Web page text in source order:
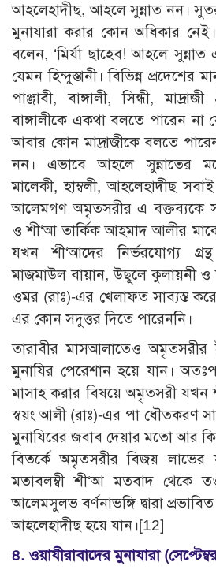
আহলেহাদীছ, আহলে সুন্নাত নন।
মুনাযারা করার কোন অধিকার
বলেন, ‘মির্যা ছাহেব! আহলে সুন্নাত
যেমন হিন্দুস্তানী। বিভিন্ন প্রদেশের
পাঞ্জাবী, বাঙ্গালী, সিন্ধী,
বাঙ্গালীকে একথা বলতে পারেন না
আবার কোন মাদ্রাজীকে বলতে
নন। এভাবে আহলে সুন্নাতের
মালেকী, হাম্বলী, আহলেহাদীছ
আলেমগণ অমৃতসরীর এ বক্তব্যকে
ও শী‘আ তার্কিক আহমাদ আলীর
যখন শী‘আদের নির্ভরযোগ্য
মাজমাউল বায়ান, উছূলে কুলায়নী ও
ওমর (রাঃ)-এর খেলাফত সাব্যস্ত
এর কোন সদুত্তর দিতে পারেননি।
তারাবীর মাসআলাতেও অমৃতসরীর
মুনাযির পেরেশান হয়ে যান।
মাসাহ করার বিষয়ে অমৃতসরী যখন
স্বয়ং আলী (রাঃ)-এর পা ধৌতকরণ
মুনাযিরের জবাব দেয়ার মতো আর
বিতর্কে অমৃতসরীর বিজয়
মতাবলম্বী শী‘আ মতবাদ থেকে
আলেমসুলভ বর্ণনাভঙ্গি দ্বারা
আহলেহাদীছ হয়ে যান।[12]
৪. ওয়াযীরাবাদের মুনাযারা